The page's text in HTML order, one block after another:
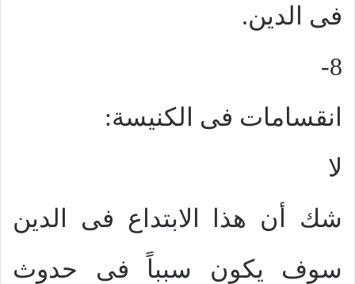
فى الدين.
8-
انقسامات فى الكنيسة:
لا
شك أن هذا الابتداع فى الدين
سوف يكون سبباً فى حدوث